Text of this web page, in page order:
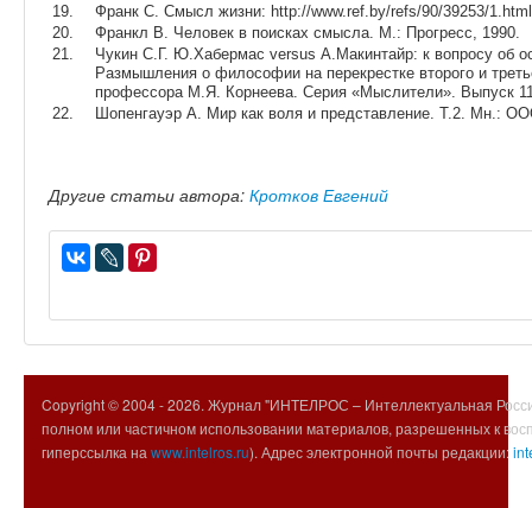
Франк С. Смысл жизни: http://www.ref.by/refs/90/39253/
Франкл В. Человек в поисках смысла. М.: Прогресс, 1990.
Чукин С.Г. Ю.Хабермас versus А.Макинтайр: к вопросу об
Размышления о философии на перекрестке второго и
профессора М.Я. Корнеева. Серия «Мыслители». Выпуск
Шопенгауэр А. Мир как воля и представление. Т.2. Мн.:
Другие статьи автора: Кротков Евгений
Copyright © 2004 -2026. Журнал "ИНТЕЛРОС – Интеллектуальная
полном или частичном использовании материалов, разрешенных к
гиперссылка на www.intelros.ru). Адрес электронной почты редакции: